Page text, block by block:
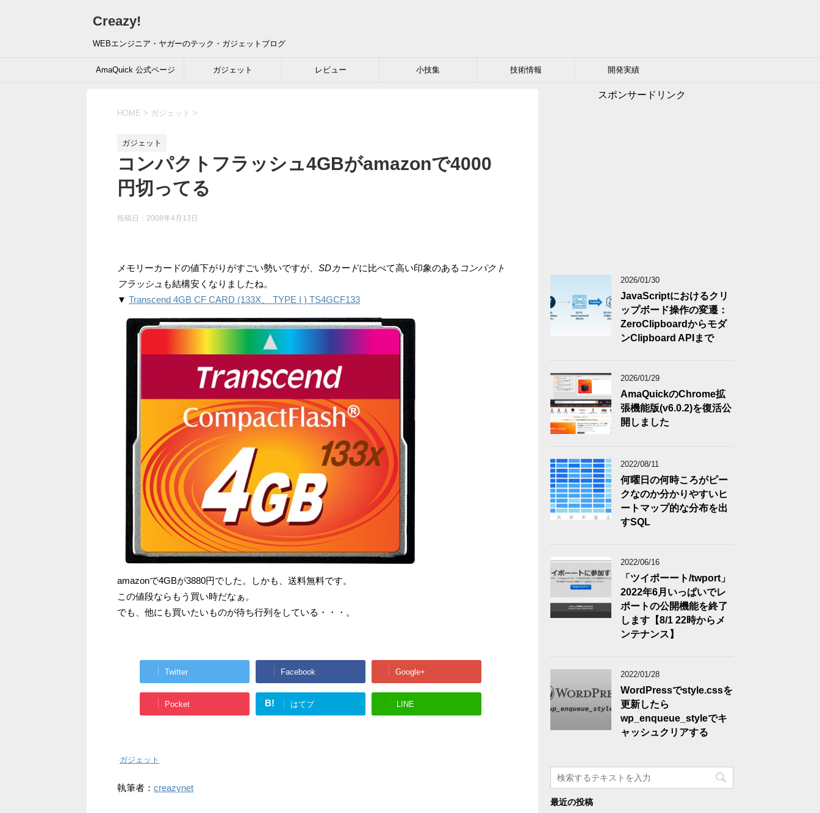
Creazy!
WEBエンジニア・ヤガーのテック・ガジェットブログ
AmaQuick 公式ページ ガジェット レビュー 小技集 技術情報 開発実績
HOME > ガジェット >
ガジェット
コンパクトフラッシュ4GBがamazonで4000
円切ってる
投稿日： 2008年4月13日
メモリーカードの値下がりがすごい勢いですが、 SDカードに比べて高い印象のある コンパクト
フラッシュ も結構安くなりましたね。
▼ Transcend 4GB CF CARD (133X、 TYPE I ) TS4GCF133
amazonで4GBが3880円でした。しかも、送料無料です。
この値段ならもう買い時だなぁ。
でも、他にも買いたいものが待ち行列をしている・・・。
Twitter Facebook Google+
Pocket B! はてブ LINE
-ガジェット
執筆者： creazynet
スポンサードリンク
2026/01/30
JavaScriptにおけるクリ
ップボード操作の変遷：
ZeroClipboardからモダ
ンClipboard APIまで
2026/01/29
AmaQuickのChrome拡
張機能版(v6.0.2)を復活公
開しました
2022/08/11
何曜日の何時ころがピー
クなのか分かりやすいヒ
ートマップ的な分布を出
すSQL
2022/06/16
「ツイポーート/twport」
2022年6月いっぱいでレ
ポートの公開機能を終了
します【8/1 22時からメ
ンテナンス】
2022/01/28
WordPressでstyle.cssを
更新したら
wp_enqueue_styleでキ
ャッシュクリアする
最近の投稿